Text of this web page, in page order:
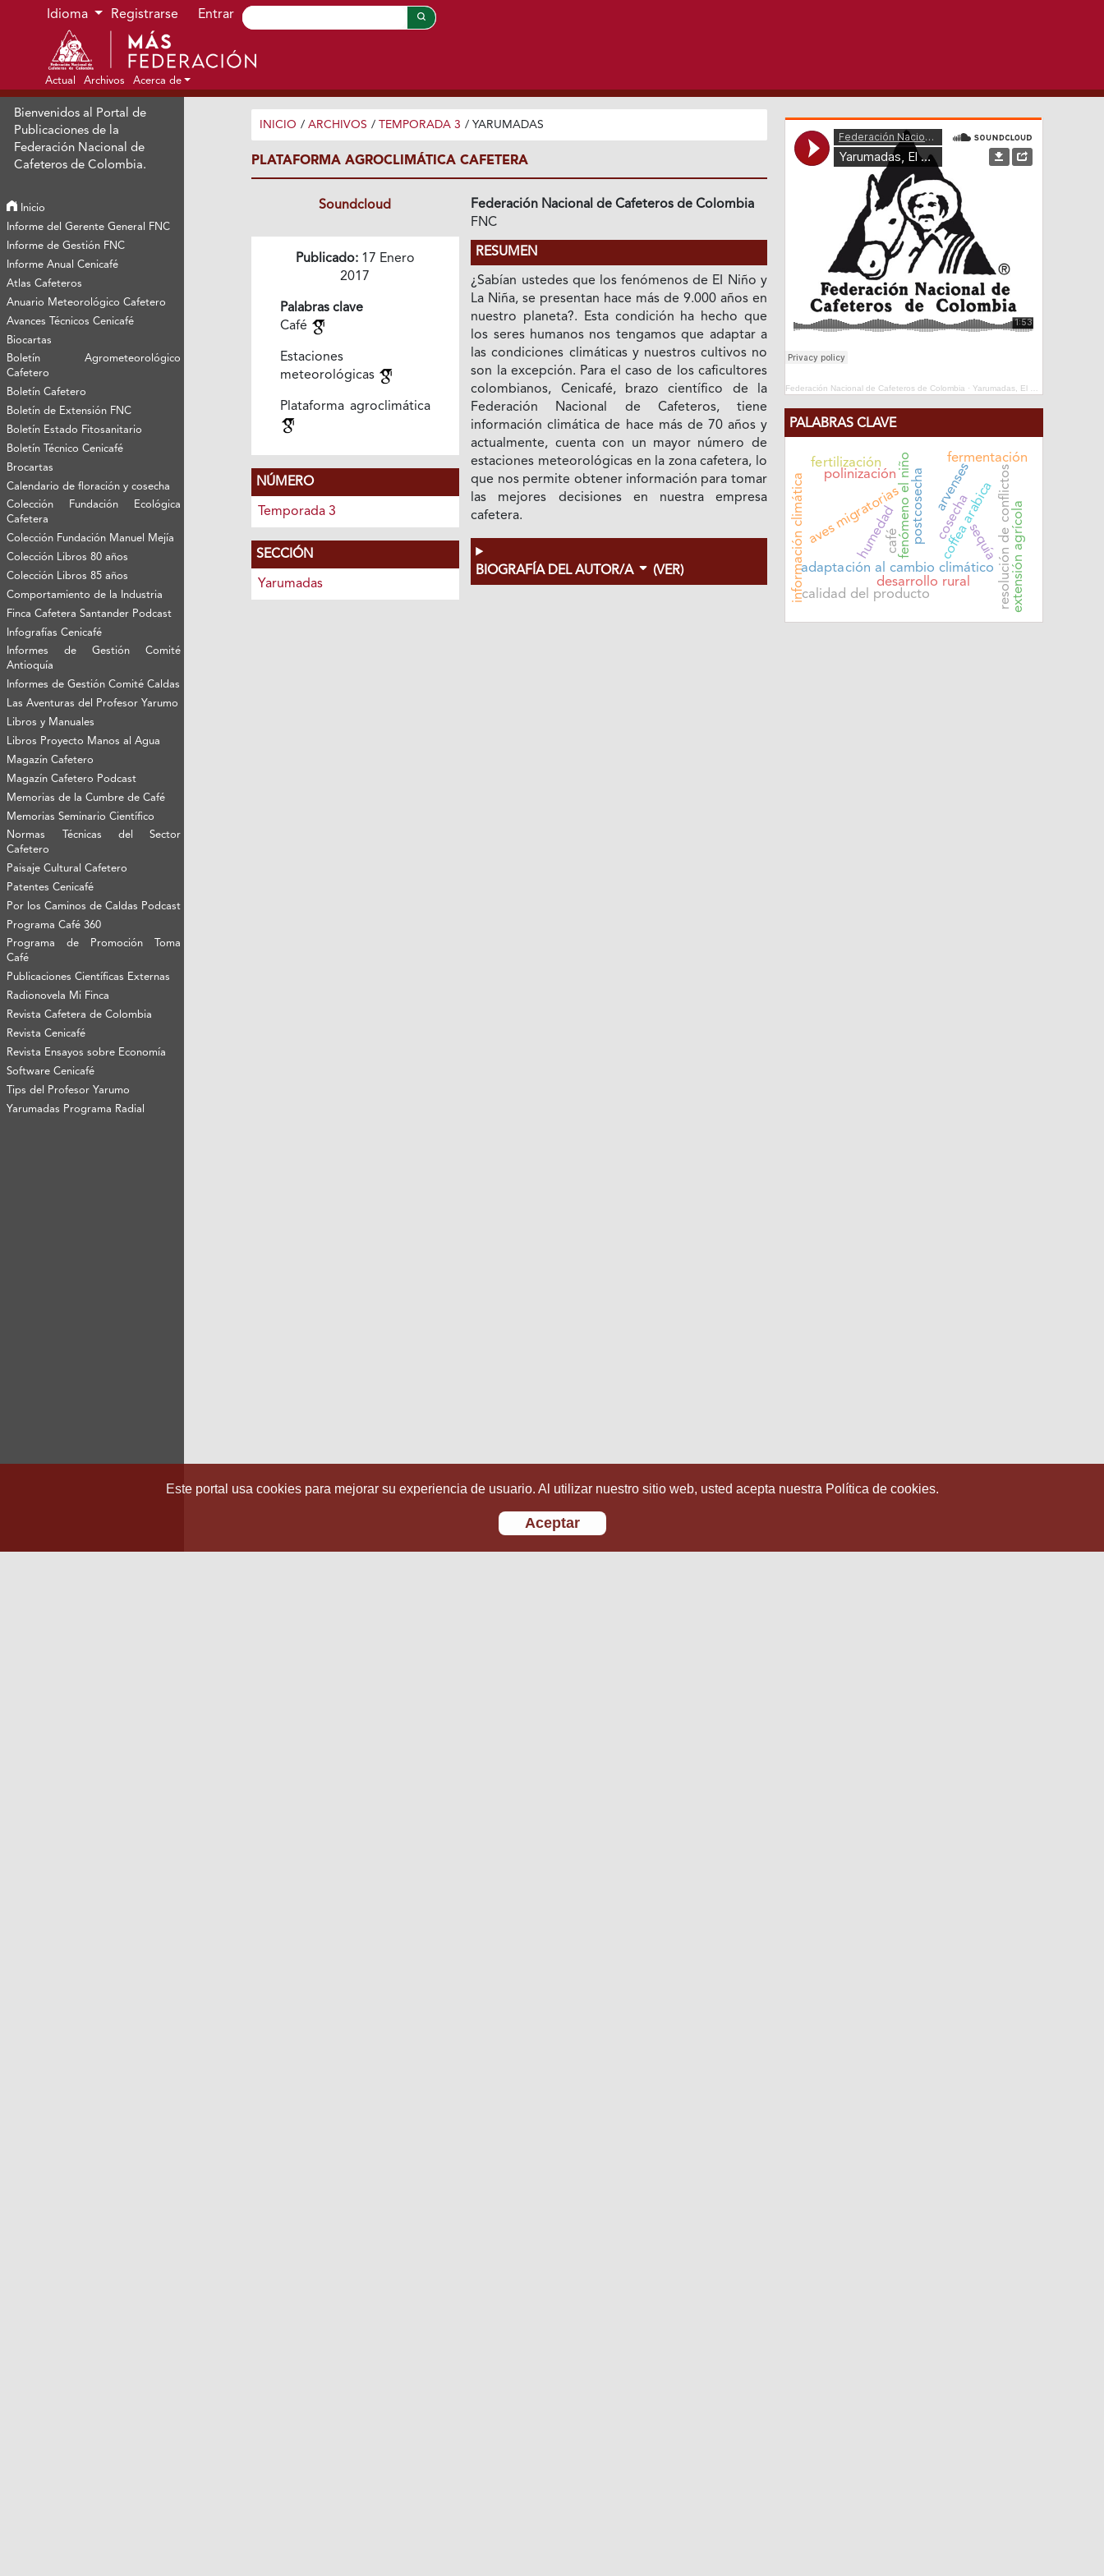
Ir al menú de navegación principal
Ir al contenido principal
Ir al pie de página del sitio
Idioma Registrarse Entrar
Actual Archivos Acerca de
Bienvenidos al Portal de
Publicaciones de la
Federación Nacional de
Cafeteros de Colombia.
Inicio
Informe del Gerente General FNC
Informe de Gestión FNC
Informe Anual Cenicafé
Atlas Cafeteros
Anuario Meteorológico Cafetero
Avances Técnicos Cenicafé
Biocartas
Boletín Agrometeorológico
Cafetero
Boletín Cafetero
Boletín de Extensión FNC
Boletín Estado Fitosanitario
Boletín Técnico Cenicafé
Brocartas
Calendario de floración y cosecha
Colección Fundación Ecológica
Cafetera
Colección Fundación Manuel Mejía
Colección Libros 80 años
Colección Libros 85 años
Comportamiento de la Industria
Finca Cafetera Santander Podcast
Infografías Cenicafé
Informes de Gestión Comité
Antioquía
Informes de Gestión Comité Caldas
Las Aventuras del Profesor Yarumo
Libros y Manuales
Libros Proyecto Manos al Agua
Magazín Cafetero
Magazín Cafetero Podcast
Memorias de la Cumbre de Café
Memorias Seminario Científico
Normas Técnicas del Sector
Cafetero
Paisaje Cultural Cafetero
Patentes Cenicafé
Por los Caminos de Caldas Podcast
Programa Café 360
Programa de Promoción Toma
Café
Publicaciones Científicas Externas
Radionovela Mi Finca
Revista Cafetera de Colombia
Revista Cenicafé
Revista Ensayos sobre Economía
Software Cenicafé
Tips del Profesor Yarumo
Yarumadas Programa Radial
INICIO / ARCHIVOS / TEMPORADA 3 / YARUMADAS
PLATAFORMA AGROCLIMÁTICA CAFETERA
Soundcloud
Publicado:17 Enero
2017
Palabras clave
Café
Estaciones
meteorológicas
Plataforma agroclimática
NÚMERO
Temporada 3
SECCIÓN
Yarumadas
Federación Nacional de Cafeteros de Colombia
FNC
RESUMEN
¿Sabían ustedes que los fenómenos de EI Niño y
La Niña, se presentan hace más de 9.000 años en
nuestro planeta?. Esta condición ha hecho que
los seres humanos nos tengamos que adaptar a
las condiciones climáticas y nuestros cultivos no
son la excepción. Para el caso de los caficultores
colombianos, Cenicafé, brazo científico de la
Federación Nacional de Cafeteros, tiene
información climática de hace más de 70 años y
actualmente, cuenta con un mayor número de
estaciones meteorológicas en la zona cafetera, lo
que nos permite obtener información para tomar
las mejores decisiones en nuestra empresa
cafetera.
BIOGRAFÍA DEL AUTOR/A (VER)
Federación Nacional de Cafeteros de Colombia ·Yarumadas, El Repase
PALABRAS CLAVE
fenómeno el niño
adaptación al cambio climático
coffea arabica
información climática resolución de conflictosextensión agrícola
desarrollo rural
aves migratorias
polinización
sequía
humedad
calidad del producto
postcosecha
fermentación
cosecha
fertilización arvenses
café
Este portal usa cookies para mejorar su experiencia de usuario. Al utilizar nuestro sitio web, usted acepta nuestra Política de cookies.
Aceptar